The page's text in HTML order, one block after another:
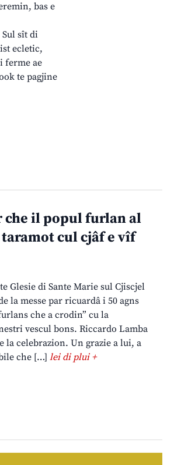
bas e
sît di
ecletic,
ferme ae
te pagjine
che il popul furlan al
cul cjâf e vîf
Glesie di Sante Marie sul Cjiscjel
la messe par ricuardâ i 50 agns
che a crodin” cu la
vescul bons. Riccardo Lamba
la celebrazion. Un grazie a lui, a
che […]lei di plui +